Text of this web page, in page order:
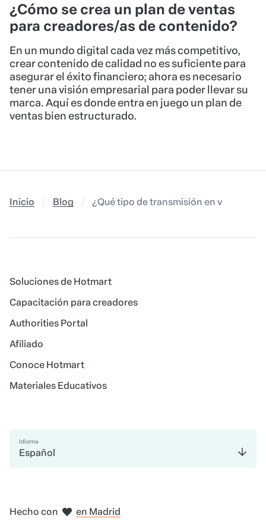
¿Cómo se crea un plan de ventas
para creadores/as de contenido?
En un mundo digital cada vez más competitivo,
crear contenido de calidad no es suficiente para
asegurar el éxito financiero; ahora es necesario
tener una visión empresarial para poder llevar su
marca. Aquí es donde entra en juego un plan de
ventas bien estructurado.
Inicio Blog ¿Qué tipo de transmisión en vivo es la
Soluciones de Hotmart
Capacitación para creadores
Authorities Portal
Afiliado
Conoce Hotmart
Materiales Educativos
Idioma
Español
Hecho con